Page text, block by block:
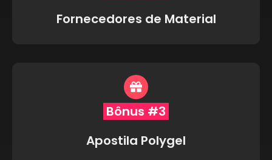
Fornecedores de Material
Bônus #3
Apostila Polygel